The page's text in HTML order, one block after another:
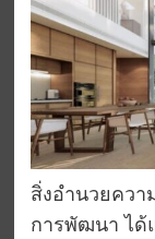
สิ่งอำนวยควา
การพัฒนา ได้